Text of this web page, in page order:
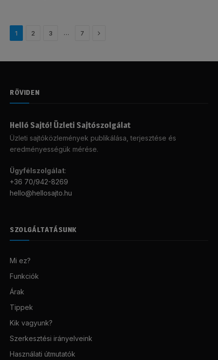
1 2 3 … 7 Következő
RÖVIDEN
Helló Sajtó! Üzleti Sajtószolgálat
Üzleti sajtóközlemények publikálása, terjesztése és
eredményességük mérése.
Ügyfélszolgálat:
+36 70/942-8269
hello@hellosajto.hu
SZOLGÁLTATÁSUNK
Mi ez?
Funkciók
Árak
Tippek
Kik vagyunk?
Szerkesztési irányelveink
Használati útmutatók